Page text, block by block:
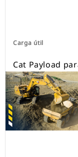
Carga útil
Cat Payload